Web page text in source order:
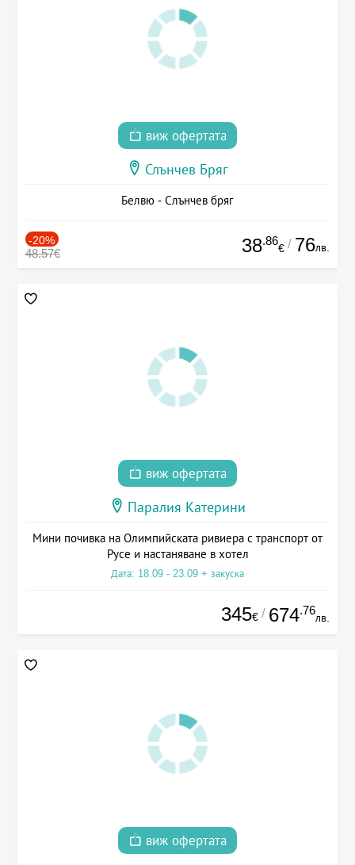
виж офертата
Слънчев Бряг
Белвю - Слънчев бряг
-20%
48.57€ 38.86
€ / 76лв.
виж офертата
Паралия Катерини
Мини почивка на Олимпийската ривиера с транспорт от
Русе и настаняване в хотел
Дата: 18.09 - 23.09 + закуска
345€ / 674.76
лв.
виж офертата